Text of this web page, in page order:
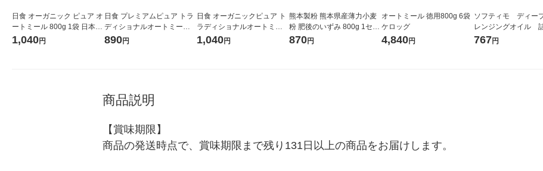
日食 オーガニック ピュア オ
ートミール 800g 1袋 日本食
品製造 大容量
1,040円
日食 プレミアムピュア トラ
ディショナルオートミール 8
00g 1袋 日本食品製造 シリ
890円
日食 オーガニックピュア ト
ラディショナルオートミー
ル 800g 1袋 日本食品製造 シ
1,040円
熊本製粉 熊本県産薄力小麦
粉 肥後のいずみ 800g 1セッ
ト（1個×3）
870円
オートミール 徳用800g 6袋
ケロッグ
4,840円
ソフティモ ディー
レンジングオイル
え
767円
商品説明
【賞味期限】
商品の発送時点で、賞味期限まで残り131日以上の商品をお届けします。